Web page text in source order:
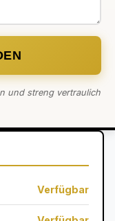
und streng vertraulich
Verfügbar